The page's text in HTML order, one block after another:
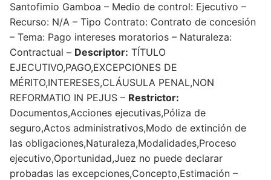
Santofimio Gamboa – Medio de control: Ejecutivo –
Recurso: N/A – Tipo Contrato: Contrato de concesión
– Tema: Pago intereses moratorios – Naturaleza:
Contractual – Descriptor: TÍTULO
EJECUTIVO,PAGO,EXCEPCIONES DE
MÉRITO,INTERESES,CLÁUSULA PENAL,NON
REFORMATIO IN PEJUS – Restrictor:
Documentos,Acciones ejecutivas,Póliza de
seguro,Actos administrativos,Modo de extinción de
las obligaciones,Naturaleza,Modalidades,Proceso
ejecutivo,Oportunidad,Juez no puede declarar
probadas las excepciones,Concepto,Estimación –